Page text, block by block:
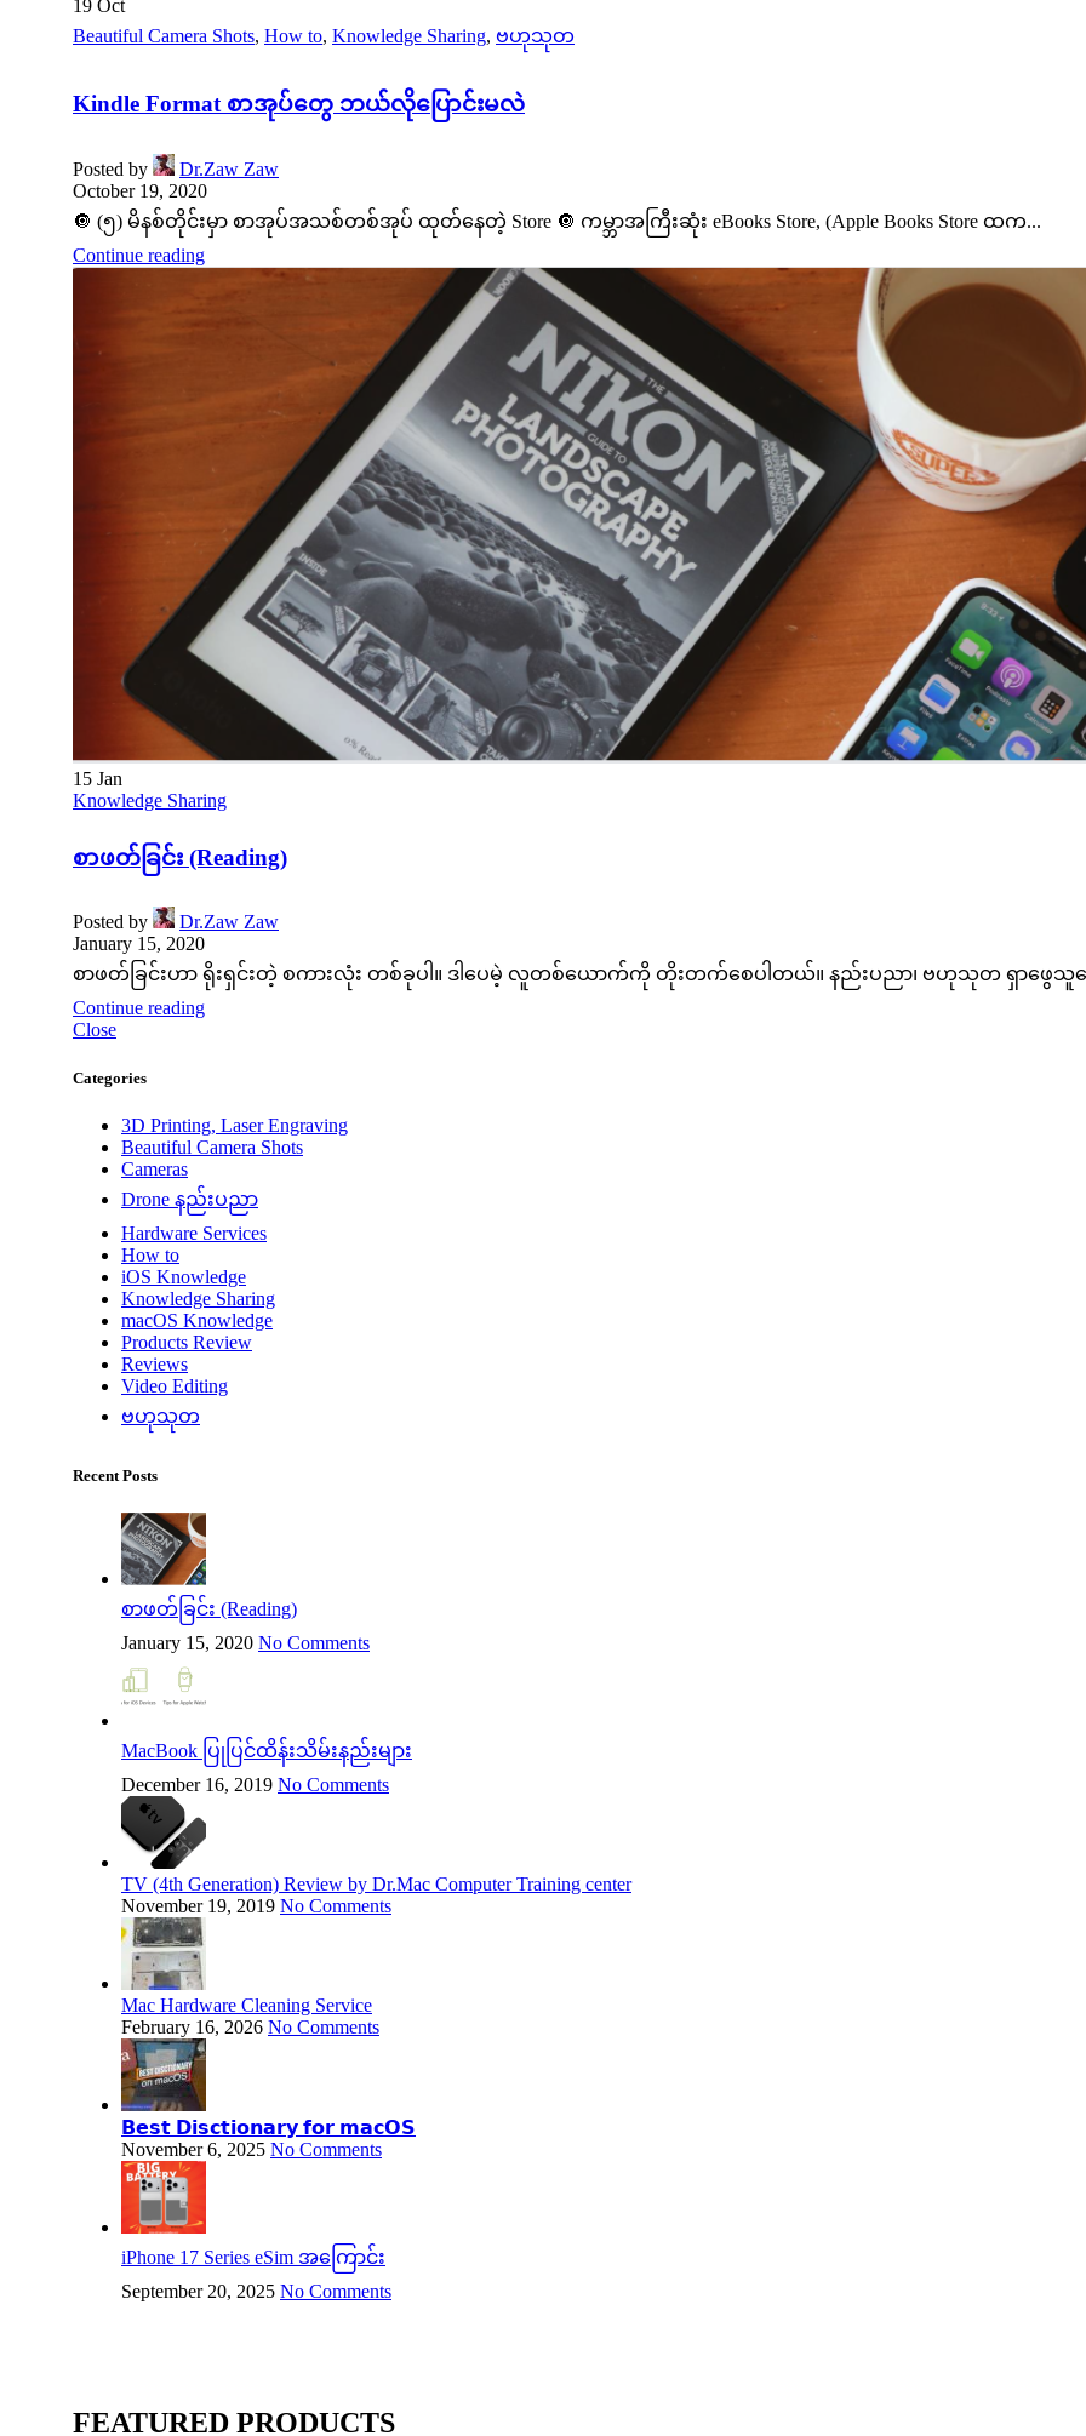
19 Oct
Beautiful Camera Shots, How to, Knowledge Sharing, ဗဟုသုတ
Kindle Format စာအုပ်တွေ ဘယ်လိုပြောင်းမလဲ
Posted by
Dr.Zaw Zaw
October 19, 2020
🔘 (၅) မိနစ်တိုင်းမှာ စာအုပ်အသစ်တစ်အုပ် ထုတ်နေတဲ့ Store 🔘 ကမ္ဘာအကြီးဆုံး eBooks Store, (Apple Books Store ထက...
Continue reading
15 Jan
Knowledge Sharing
စာဖတ်ခြင်း (Reading)
Posted by
Dr.Zaw Zaw
January 15, 2020
စာဖတ်ခြင်းဟာ ရိုးရှင်းတဲ့ စကားလုံး တစ်ခုပါ။ ဒါပေမဲ့ လူတစ်ယောက်ကို တိုးတက်စေပါတယ်။ နည်းပညာ၊ ဗဟုသုတ ရှာဖွေသူ
Continue reading
Close
Categories
3D Printing, Laser Engraving
Beautiful Camera Shots
Cameras
Drone နည်းပညာ
Hardware Services
How to
iOS Knowledge
Knowledge Sharing
macOS Knowledge
Products Review
Reviews
Video Editing
ဗဟုသုတ
Recent Posts
စာဖတ်ခြင်း (Reading)
January 15, 2020 No Comments
MacBook ပြုပြင်ထိန်းသိမ်းနည်းများ
December 16, 2019 No Comments
TV (4th Generation) Review by Dr.Mac Computer Training center
November 19, 2019 No Comments
Mac Hardware Cleaning Service
February 16, 2026 No Comments
𝗕𝗲𝘀𝘁 𝗗𝗶𝘀𝗰𝘁𝗶𝗼𝗻𝗮𝗿𝘆 𝗳𝗼𝗿 𝗺𝗮𝗰𝗢𝗦
November 6, 2025 No Comments
iPhone 17 Series eSim အကြောင်း
September 20, 2025 No Comments
FEATURED PRODUCTS